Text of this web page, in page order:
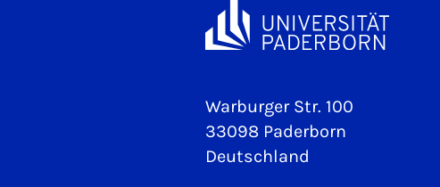
Warburger Str. 100
33098 Paderborn
Deutschland